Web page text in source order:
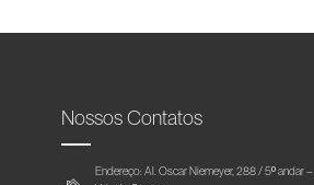
Nossos Contatos
Endereço: Al. Oscar Niemeyer, 288 / 5º andar –